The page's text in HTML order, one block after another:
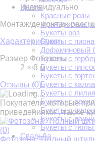
Цветы
Красные розы
Французские
Букеты роз
Букеты с
Дофаминовый
Букеты с
Букеты с
Букеты с
Букеты с
Букеты с
Букеты с
Букеты с
Букеты с
Букеты с
Свадьба
индивидуально
Монтаж/демонтаж
Характеристики
Размер Фотозоны
2 × 3 м
Отзывы (0)
Покупатели, которые
приведениями", также
(0)
Фотозона "Полный